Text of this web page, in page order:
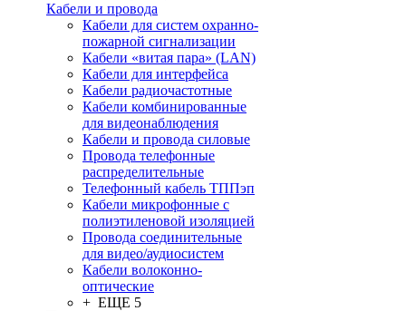
Кабели и провода
Кабели для систем охранно-
пожарной сигнализации
Кабели «витая пара» (LAN)
Кабели для интерфейса
Кабели радиочастотные
Кабели комбинированные
для видеонаблюдения
Кабели и провода силовые
Провода телефонные
распределительные
Телефонный кабель ТППэп
Кабели микрофонные с
полиэтиленовой изоляцией
Провода соединительные
для видео/аудиосистем
Кабели волоконно-
оптические
+ ЕЩЕ 5